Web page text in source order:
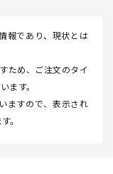
報であり、現状とは
ため、ご注文のタイ
ます。
ますので、表示され
。